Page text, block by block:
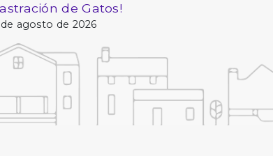
de Gatos!
agosto de 2026